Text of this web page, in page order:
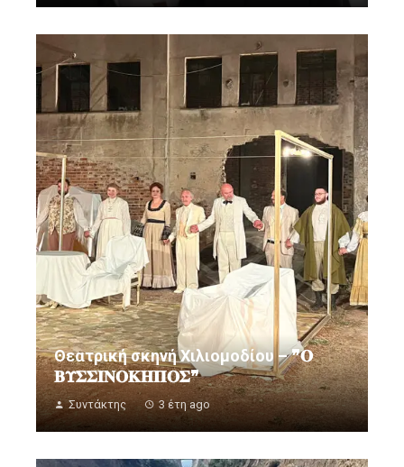
Θεατρική σκηνή Χιλιομοδίου – ❞𝚶
𝚩𝚼𝚺𝚺𝚰𝚴𝚶𝚱𝚮𝚷𝚶𝚺❞
Συντάκτης 3 έτη ago